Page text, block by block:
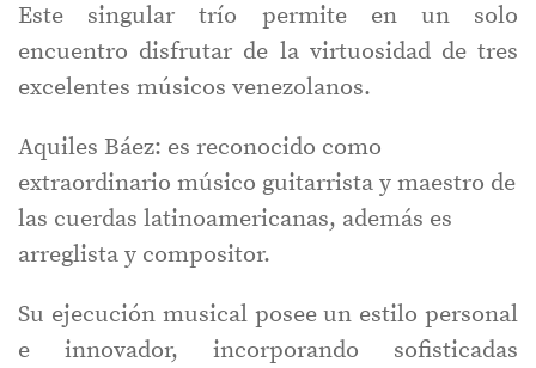
Este singular trío permite en un solo
encuentro disfrutar de la virtuosidad de tres
excelentes músicos venezolanos.
Aquiles Báez: es reconocido como
extraordinario músico guitarrista y maestro de
las cuerdas latinoamericanas, además es
arreglista y compositor.
Su ejecución musical posee un estilo personal
e innovador, incorporando sofisticadas